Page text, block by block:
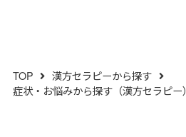
TOP
漢方セラピーから探す
症状・お悩みから探す（漢方セラピー）